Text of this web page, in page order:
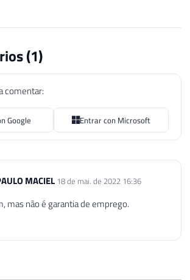
(1)
comentar:
Google Entrar con Microsoft
MACIEL 18 de mai. de 2022 16:36
mas não é garantia de emprego.